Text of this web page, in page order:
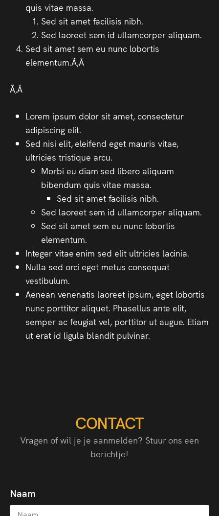
quis vitae massa.
Sed sit amet facilisis nibh.
Sed laoreet sem id ullamcorper aliquam.
Sed sit amet sem eu nunc lobortis
elementum.Ã‚Â
Ã‚Â
Lorem ipsum dolor sit amet, consectetur
adipiscing elit.
Sed nisi elit, eleifend eget mauris vitae,
ultricies tristique arcu.
Morbi eu diam sed libero aliquam
bibendum quis vitae massa.
Sed sit amet facilisis nibh.
Sed laoreet sem id ullamcorper aliquam.
Sed sit amet sem eu nunc lobortis
elementum.
Integer vitae enim sed elit ultricies lacinia.
Nulla sed orci eget metus consequat
vestibulum.
Aenean venenatis laoreet ipsum, eget lobortis
nunc porttitor aliquet. Phasellus ante elit,
semper ac feugiat vel, porttitor ut augue. Etiam
ut erat id ligula blandit pulvinar.
CONTACT
Vragen of wil je je aanmelden? Stuur ons een
berichtje!
Naam